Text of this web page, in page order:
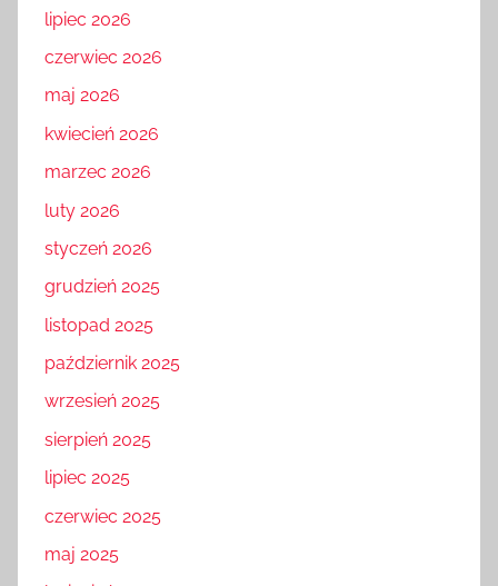
lipiec 2026
czerwiec 2026
maj 2026
kwiecień 2026
marzec 2026
luty 2026
styczeń 2026
grudzień 2025
listopad 2025
październik 2025
wrzesień 2025
sierpień 2025
lipiec 2025
czerwiec 2025
maj 2025